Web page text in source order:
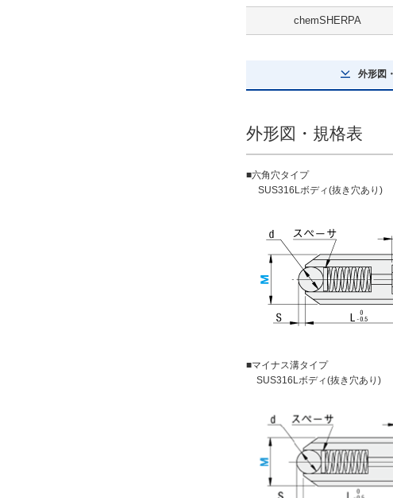
chemSHERPA
外形図
外形図・規格表
■六角穴タイプ
SUS316Lボディ(抜き穴あり)
■マイナス溝タイプ
SUS316Lボディ(抜き穴あり)